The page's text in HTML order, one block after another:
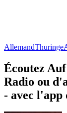
AllemandThuringe
Écoutez
Radio ou
- avec